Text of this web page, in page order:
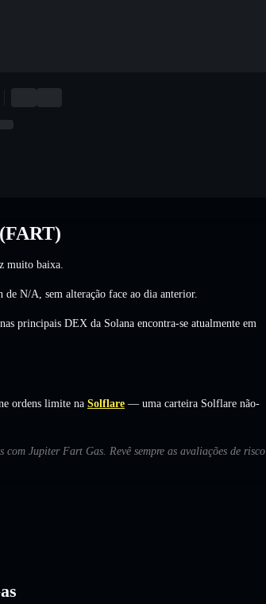
muito baixa.
de N/A sem alteração face ao dia anterior.
principais DEX da Solana encontra-se atualmente em
ordens limite na Solflare — uma carteira Solflare não-
Jupiter Fart Gas. Revê sempre as avaliações de risco